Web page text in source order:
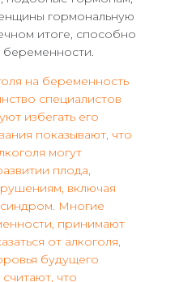
гормональную
итоге, способно
на беременность
специалистов
избегать его
показывают, что
могут
плода,
включая
Многие
принимают
от алкоголя,
будущего
что